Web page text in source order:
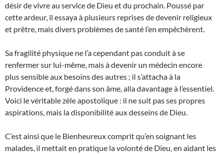
désir de vivre au service de Dieu et du prochain. Poussé par
cette ardeur, il essaya à plusieurs reprises de devenir religieux
et prêtre, mais divers problèmes de santé l’en empêchèrent.
Sa fragilité physique ne l’a cependant pas conduit à se
renfermer sur lui-même, mais à devenir un médecin encore
plus sensible aux besoins des autres ; il s’attacha à la
Providence et, forgé dans son âme, alla davantage à l’essentiel.
Voici le véritable zèle apostolique : il ne suit pas ses propres
aspirations, mais la disponibilité aux desseins de Dieu.
C’est ainsi que le Bienheureux comprit qu’en soignant les
malades, il mettait en pratique la volonté de Dieu, en aidant les